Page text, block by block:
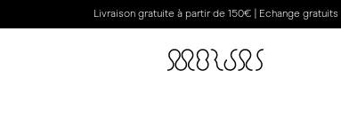
Livraison gratuite à partir de 150€ | Echange gratuits